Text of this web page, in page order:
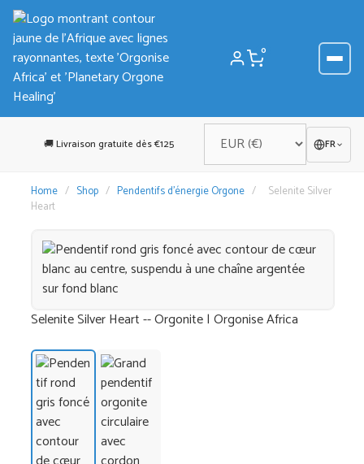
Aller
contenu
0
🚚 Livraison gratuite dès €125 FR
Home / Shop / Pendentifs d'énergie Orgone /
Selenite Silver
Heart
Selenite Silver Heart -- Orgonite | Orgonise Africa